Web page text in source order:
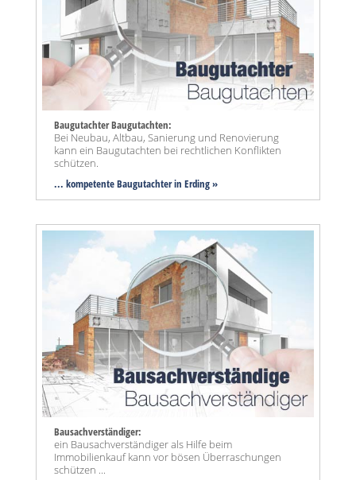
Baugutachter Baugutachten:
Bei Neubau, Altbau, Sanierung und Renovierung
kann ein Baugutachten bei rechtlichen Konflikten
schützen.
... kompetente Baugutachter in Erding »
Bausachverständiger:
ein Bausachverständiger als Hilfe beim
Immobilienkauf kann vor bösen Überraschungen
schützen ...